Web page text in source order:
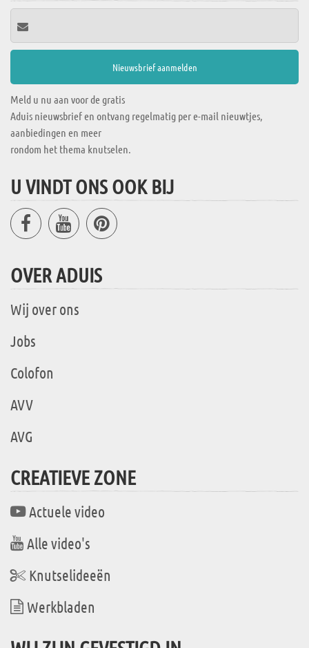
Meld u nu aan voor de gratis
Aduis nieuwsbrief en ontvang regelmatig per e-mail nieuwtjes,
aanbiedingen en meer
rondom het thema knutselen.
U VINDT ONS OOK BIJ
OVER ADUIS
Wij over ons
Jobs
Colofon
AVV
AVG
CREATIEVE ZONE
Actuele video
Alle video's
Knutselideeën
Werkbladen